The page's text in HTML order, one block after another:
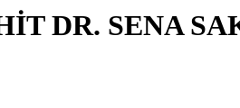
DR. SENA